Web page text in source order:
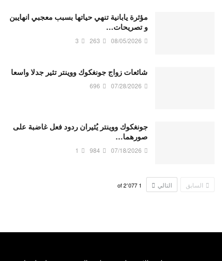
مؤثرة يابانية تنهي حياتها بسبب معجبي انهايبن
و تصريحات…
08/05/2026
263
3
شائعات زواج جونغكوك ووينتر تثير جدلا واسعا
07/28/2026
696
جونغكوك ووينتر يُثيران ردود فعل غاضبة على
صورهما…
07/18/2026
984
1
السابق التالي 1 2٬077